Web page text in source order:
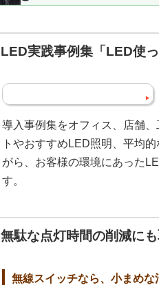
LED実践事例集「LED使
導入事例集をオフィス、店舗
トやおすすめLED照明、平均
がら、お客様の環境にあった
す。
無駄な点灯時間の削減に
無線スイッチなら、小まめ